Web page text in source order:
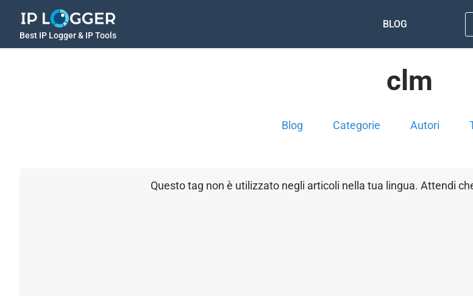
Best IP Logger & IP Tools
BLOG
clm
Blog Categorie Autori